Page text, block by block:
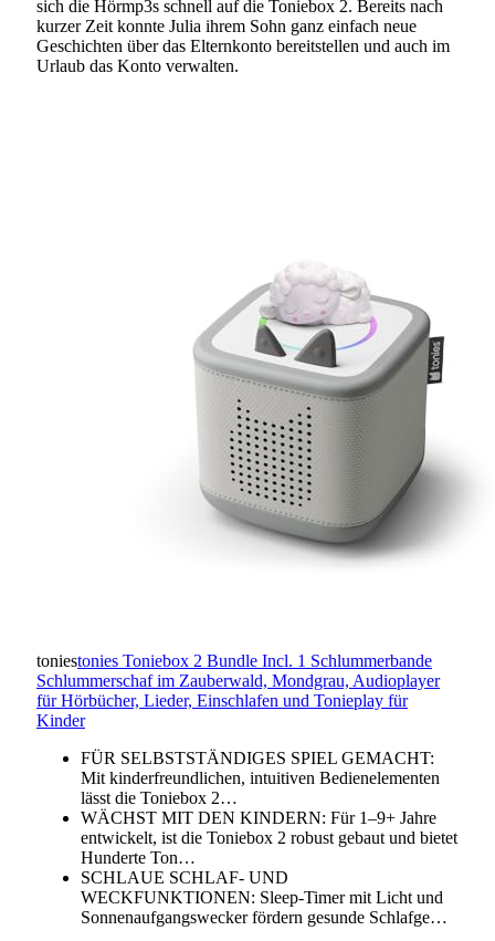
sich die Hörmp3s schnell auf die Toniebox 2. Bereits nach
kurzer Zeit konnte Julia ihrem Sohn ganz einfach neue
Geschichten über das Elternkonto bereitstellen und auch im
Urlaub das Konto verwalten.
toniestonies Toniebox 2 Bundle Incl. 1 Schlummerbande
Schlummerschaf im Zauberwald, Mondgrau, Audioplayer
für Hörbücher, Lieder, Einschlafen und Tonieplay für
Kinder
FÜR SELBSTSTÄNDIGES SPIEL GEMACHT:
Mit kinderfreundlichen, intuitiven Bedienelementen
lässt die Toniebox 2…
WÄCHST MIT DEN KINDERN: Für 1–9+ Jahre
entwickelt, ist die Toniebox 2 robust gebaut und bietet
Hunderte Ton…
SCHLAUE SCHLAF- UND
WECKFUNKTIONEN: Sleep-Timer mit Licht und
Sonnenaufgangswecker fördern gesunde Schlafge…